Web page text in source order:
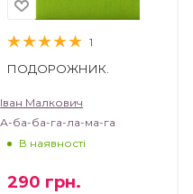
1
ПОДОРОЖНИК.
Іван Малкович
А-ба-ба-га-ла-ма-га
В наявності
290 грн.